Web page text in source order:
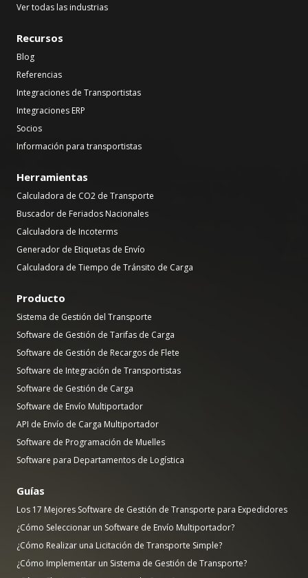
Ver todas las industrias
Recursos
Blog
Referencias
Integraciones de Transportistas
Integraciones ERP
Socios
Información para transportistas
Herramientas
Calculadora de CO2 de Transporte
Buscador de Feriados Nacionales
Calculadora de Incoterms
Generador de Etiquetas de Envío
Calculadora de Tiempo de Tránsito de Carga
Producto
Sistema de Gestión del Transporte
Software de Gestión de Tarifas de Carga
Software de Gestión de Recargos de Flete
Software de Integración de Transportistas
Software de Gestión de Carga
Software de Envío Multiportador
API de Envío de Carga Multiportador
Software de Programación de Muelles
Software para Departamentos de Logística
Guías
Los 17 Mejores Software de Gestión de Transporte para Expedidores
¿Cómo Seleccionar un Software de Envío Multiportador?
¿Cómo Realizar una Licitación de Transporte Simple?
¿Cómo Implementar un Sistema de Gestión de Transporte?